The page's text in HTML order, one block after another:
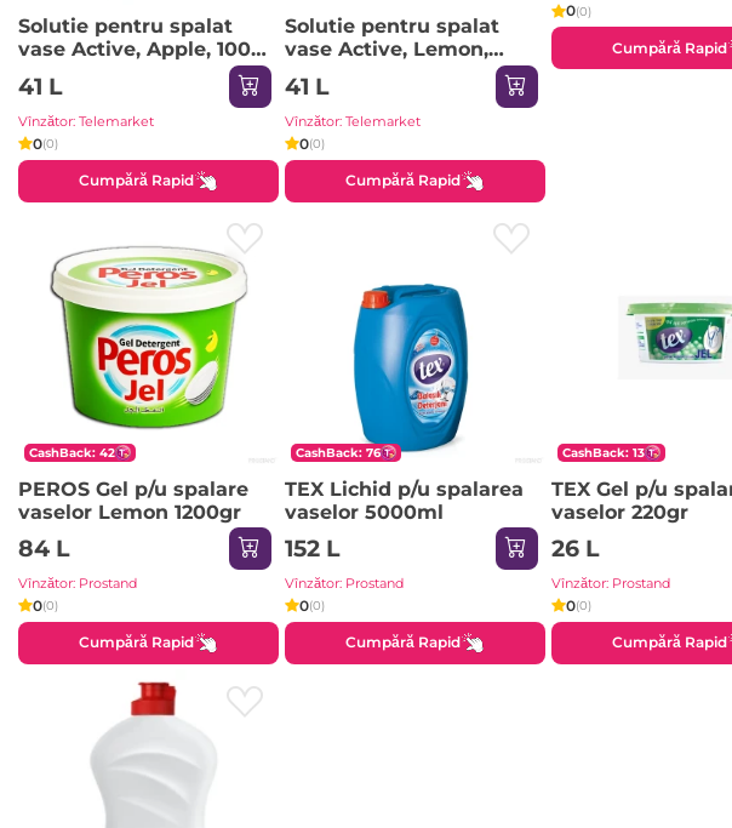
Solutie pentru spalat
vase Active, Apple, 1000
ml
41 L
Vînzător: Telemarket
0(0)
Cumpără Rapid
Solutie pentru spalat
vase Active, Lemon,
1000 ml
41 L
Vînzător: Telemarket
0(0)
Cumpără Rapid
0(0)
Cumpără Rapid
CashBack: 42
PEROS Gel p/u spalare
vaselor Lemon 1200gr
84 L
Vînzător: Prostand
0(0)
Cumpără Rapid
CashBack: 76
TEX Lichid p/u spalarea
vaselor 5000ml
152 L
Vînzător: Prostand
0(0)
Cumpără Rapid
CashBack: 13
TEX Gel p/u
vaselor 220gr
26 L
Vînzător: Prostand
0(0)
Cumpără Rapid